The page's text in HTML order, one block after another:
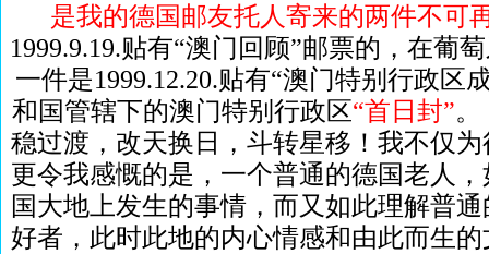
是我的德国邮友托人寄来的两件不可
1999.9.19.贴有“澳门回顾”邮票的，在葡
一件是1999.12.20.贴有“澳门特别行政区
和国管辖下的澳门特别行政区“首日封”。
稳过渡，改天换日，斗转星移！我不仅
更令我感慨的是，一个普通的德国老人
国大地上发生的事情，而又如此理解普
好者，此时此地的内心情感和由此而生